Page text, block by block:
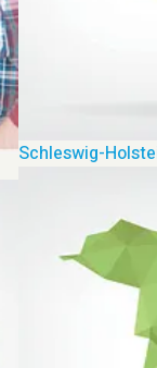
Schleswig-